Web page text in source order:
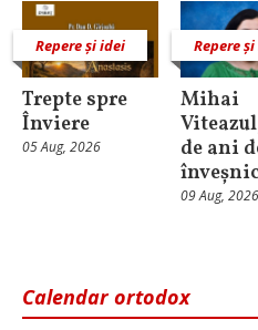
Repere și idei
Trepte spre
Înviere
05 Aug, 2026
Repere
Mihai
de ani
09 Aug, 2026
Calendar ortodox